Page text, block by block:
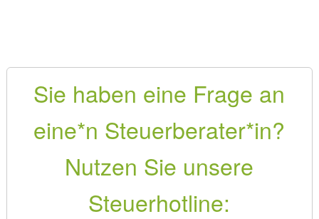
Sie haben eine Frage an
eine*n Steuerberater*in?
Nutzen Sie unsere
Steuerhotline: